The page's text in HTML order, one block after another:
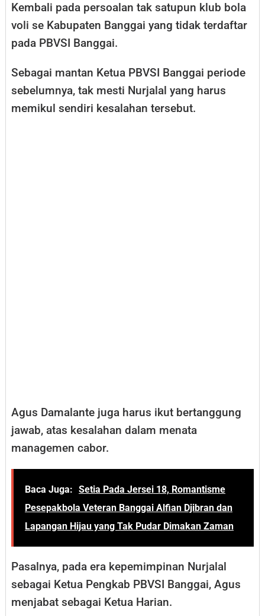
Kembali pada persoalan tak satupun klub bola
voli se Kabupaten Banggai yang tidak terdaftar
pada PBVSI Banggai.
Sebagai mantan Ketua PBVSI Banggai periode
sebelumnya, tak mesti Nurjalal yang harus
memikul sendiri kesalahan tersebut.
Agus Damalante juga harus ikut bertanggung
jawab, atas kesalahan dalam menata
managemen cabor.
Baca Juga: Setia Pada Jersei 18, Romantisme
Pesepakbola Veteran Banggai Alfian Djibran dan
Lapangan Hijau yang Tak Pudar Dimakan Zaman
Pasalnya, pada era kepemimpinan Nurjalal
sebagai Ketua Pengkab PBVSI Banggai, Agus
menjabat sebagai Ketua Harian.